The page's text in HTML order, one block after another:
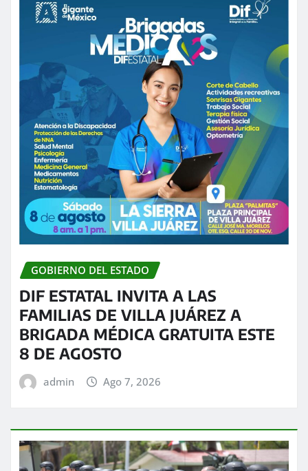
GOBIERNO DEL ESTADO
DIF ESTATAL INVITA A LAS
FAMILIAS DE VILLA JUÁREZ A
BRIGADA MÉDICA GRATUITA ESTE
8 DE AGOSTO
admin Ago 7, 2026